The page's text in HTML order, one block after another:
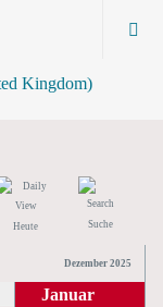
Heute Suche
Dezember 2025
Januar